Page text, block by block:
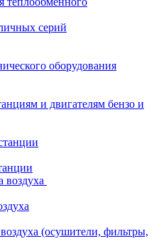
серий
оборудования
и двигателям бензо и
воздуха
(осушители, фильтры,